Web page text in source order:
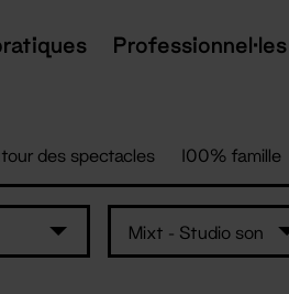
Professionnel·les
des spectacles 100% famille
Mixt - Studio son